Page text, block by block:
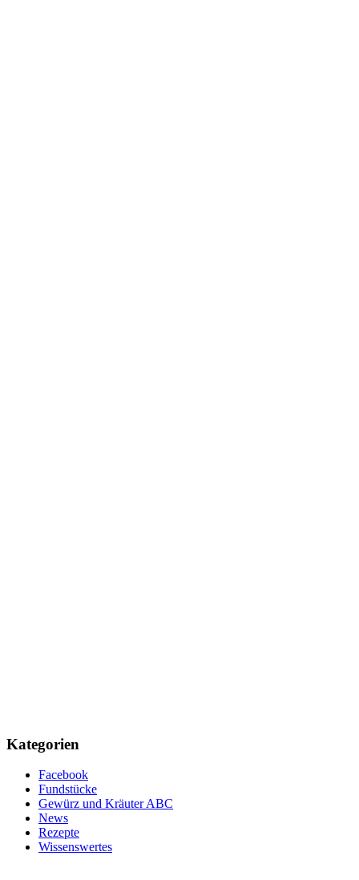
Kategorien
Facebook
Fundstücke
Gewürz und Kräuter ABC
News
Rezepte
Wissenswertes